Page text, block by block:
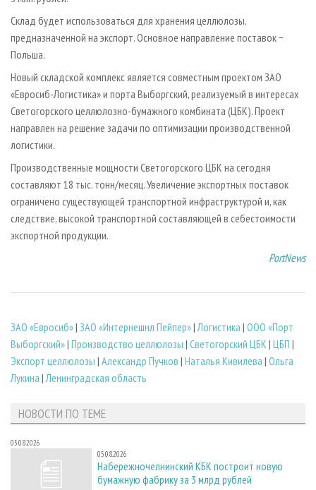
Склад будет использоваться для хранения целлюлозы,
предназначенной на экспорт. Основное направление поставок −
Польша.
Новый складской комплекс является совместным проектом ЗАО
«Евросиб-Логистика» и порта Выборгский, реализуемый в интересах
Светогорского целлюлозно-бумажного комбината (ЦБК). Проект
направлен на решение задачи по оптимизации производственной
логистики.
Производственные мощности Светогорского ЦБК на сегодня
составляют 18 тыс. тонн/месяц. Увеличение экспортных поставок
ограничено существующей транспортной инфраструктурой и, как
следствие, высокой транспортной составляющей в себестоимости
экспортной продукции.
PortNews
ЗАО «Евросиб»| ЗАО «Интернешнл Пейпер»|Логистика | ООО «Порт
Выборгский»| Производство целлюлозы | Светогорский ЦБК | ЦБП |
Экспорт целлюлозы | Александр Пучков | Наталья Кивилева | Ольга
Лукина |Ленинградская область
НОВОСТИ ПО ТЕМЕ
05.08.2026
05.08.2026
Набережночелнинский КБК построит новую
бумажную фабрику за 3 млрд рублей